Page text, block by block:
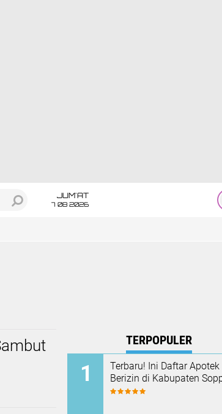
JUM'AT
7 08 2026
TERPOPULER
Terbaru! Ini Daftar Apotek
Berizin di Kabupaten